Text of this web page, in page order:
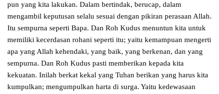
pun yang kita lakukan. Dalam bertindak, berucap, dalam
mengambil keputusan selalu sesuai dengan pikiran perasaan Allah.
Itu sempurna seperti Bapa. Dan Roh Kudus menuntun kita untuk
memiliki kecerdasan rohani seperti itu; yaitu kemampuan mengerti
apa yang Allah kehendaki, yang baik, yang berkenan, dan yang
sempurna. Dan Roh Kudus pasti memberikan kepada kita
kekuatan. Inilah berkat kekal yang Tuhan berikan yang harus kita
kumpulkan; mengumpulkan harta di surga. Yaitu kedewasaan